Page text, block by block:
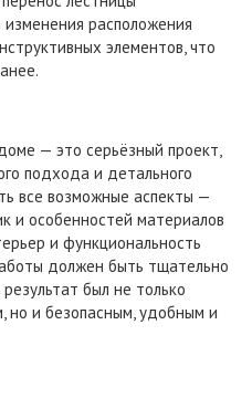
расположения
элементов, что
— это серьёзный проект,
подхода и детального
все возможные аспекты —
и особенностей материалов
и функциональность
должен быть тщательно
был не только
но и безопасным, удобным и